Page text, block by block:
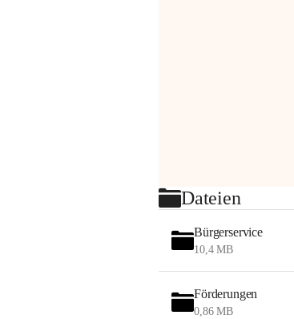
Dateien
Bürgerservice
10,4 MB
Förderungen
0,86 MB